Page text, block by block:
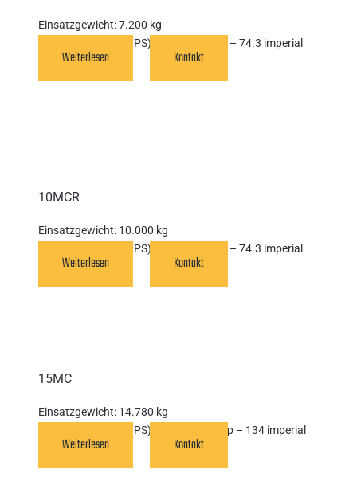
Einsatzgewicht:7.200 kg
Motorleistung (kW/PS):
55,4 kW (75hp – 74.3 imperial
Weiterlesen Kontakt
10MCR
Einsatzgewicht: 10.000 kg
Motorleistung (kW/PS):
55,4 kW (75hp – 74.3 imperial
Weiterlesen Kontakt
15MC
Einsatzgewicht: 14.780 kg
Motorleistung (kW/PS):
100 kW (136 hp – 134 imperial
Weiterlesen Kontakt